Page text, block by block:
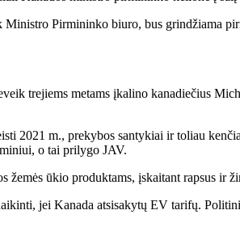
Pirmininko biuro, bus grindžiama
trejiems metams įkalino kanadiečius
2021 m., prekybos santykiai ir toliau
o tai prilygo JAV.
ūkio produktams, įskaitant rapsus ir
jei Kanada atsisakytų EV tarifų.